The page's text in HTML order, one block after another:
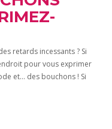
retards incessants ? Si
pour vous exprimer
et… des bouchons ! Si